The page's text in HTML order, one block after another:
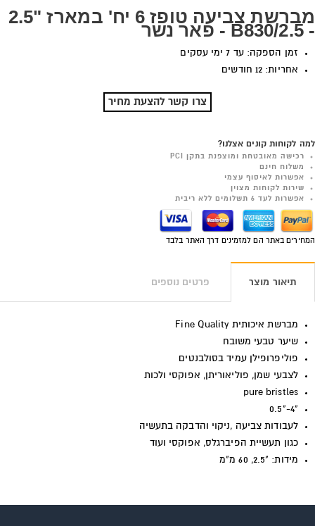
מברשת צביעה טופז 6 יח' במארז "2.5
- B830/2.5 - פאר נשר
זמן הספקה: עד 7 ימי עסקים
אחריות: 12 חודשים
צרו קשר להצעת מחיר
למה לקוחות קונים אצלנו?
רכישה מאובטחת ומוצפנת בתקן PCI
משלוח חינם
אפשרות לאיסוף עצמי
שירות לקוחות מצוין
אפשרות לעד 6 תשלומים ללא ריבית
המחירים באתר הם למזמינים דרך האתר בלבד
תיאור מוצר פרטים נוספים
מברשת איכותית
שיער טבעי משובח
פוליפרופילן עמיד בסולבנטים
לצבעי שמן, פוליאוריתן, אפוקסי ולכות
pure bristles
"4-"0.5
לעבודות צביעה ,ניקוי והדבקה בתעשיה
כגון תעשיית הפיברגלס, אפוקסי ועוד
מידות: "2.5, 60 מ"מ